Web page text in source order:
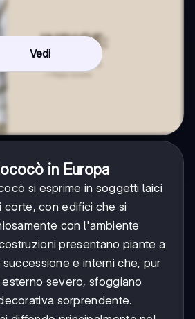
Vedi
in Europa
si esprime in soggetti laici
corte, con edifici che si
con l'ambiente
presentano piante a
e interni che, pur
severo, sfoggiano
sorprendente.